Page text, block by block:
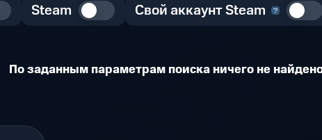
Steam Свой аккаунт Steam
По заданным параметрам поиска ничего не